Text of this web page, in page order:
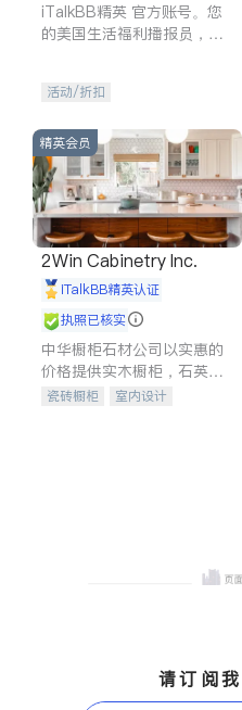
iTalkBB精英 官方账号。您
的美国生活福利播报员，精
专属福利。
活动/折扣
精英会员
2Win Cabinetry Inc.
iTalkBB精英认证
执照已核实
中华橱柜石材公司以实惠的
价格提供实木橱柜，石英石
台面，多种优质不锈钢水
瓷砖橱柜
室内设计
请订阅